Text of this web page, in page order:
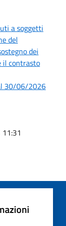
a soggetti
del
dei
il contrasto
30/06/2026